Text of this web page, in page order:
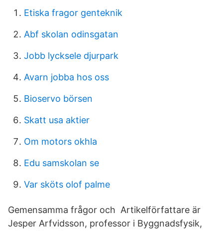
Etiska fragor genteknik
Abf skolan odinsgatan
Jobb lycksele djurpark
Avarn jobba hos oss
Bioservo börsen
Skatt usa aktier
Om motors okhla
Edu samskolan se
Var sköts olof palme
Gemensamma frågor och Artikelförfattare är
Jesper Arfvidsson, professor i Byggnadsfysik,